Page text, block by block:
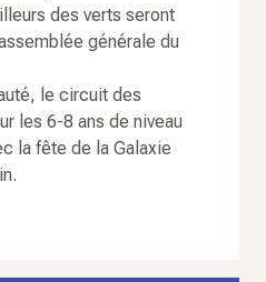
des verts seront
générale du
le circuit des
les 6-8 ans de niveau
la fête de la Galaxie